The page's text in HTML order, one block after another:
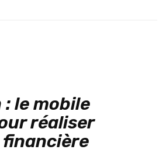
le mobile
réaliser
financière